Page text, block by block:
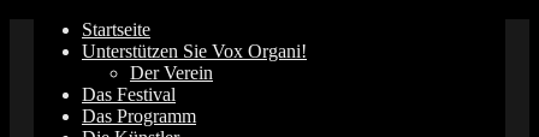
Springe
zum
Startseite
Unterstützen Sie Vox Organi!
Der Verein
Das Festival
Das Programm